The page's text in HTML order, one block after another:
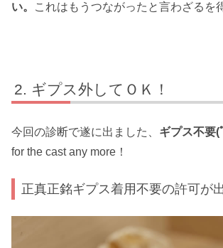
い。
これはもうつながったと言わざるを
ギプス外してＯＫ！
今回の診断で遂に出ました、 ギプス不要(
for the cast any more！
正真正銘ギプス着用不要の許可が